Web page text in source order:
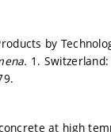
by
1.
concrete at high